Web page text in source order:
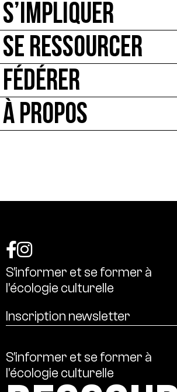
S’IMPLIQUER
SE RESSOURCER
FÉDÉRER
À PROPOS
S’informer et se former à
l’écologie culturelle
S’informer et se former à
l’écologie culturelle